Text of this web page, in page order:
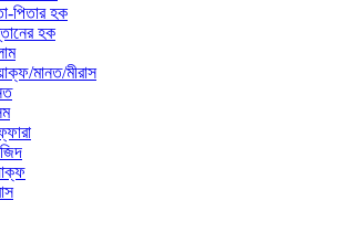
পিতার হক
হক
মানত/মীরাস